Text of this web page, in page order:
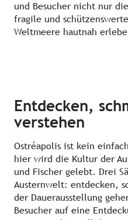
und Besucher nicht nur
fragile und
Weltmeere hautnah
Entdecken,
verstehen
Ostréapolis ist kein
hier wird die Kultur der
und Fischer gelebt. Drei
Austernwelt: entdecken,
der Dauerausstellung
Besucher auf eine